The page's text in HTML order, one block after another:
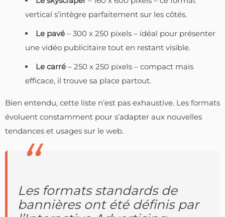
vertical s’intègre parfaitement sur les côtés.
Le pavé – 300 x 250 pixels – idéal pour présenter
une vidéo publicitaire tout en restant visible.
Le carré – 250 x 250 pixels – compact mais
efficace, il trouve sa place partout.
Bien entendu, cette liste n’est pas exhaustive. Les formats
évoluent constamment pour s’adapter aux nouvelles
tendances et usages sur le web.
Les formats standards de
bannières ont été définis par